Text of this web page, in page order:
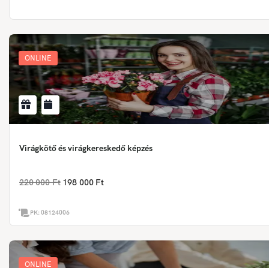
ONLINE
Virágkötő és virágkereskedő képzés
220 000 Ft 198 000 Ft
PK:08124006
ONLINE